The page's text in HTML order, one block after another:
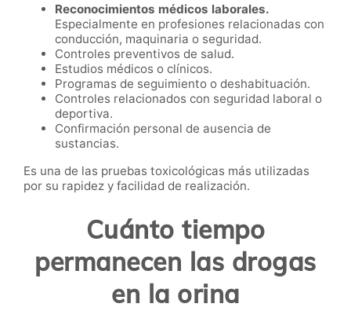
Reconocimientos médicos laborales.
Especialmente en profesiones relacionadas con
conducción, maquinaria o seguridad.
Controles preventivos de salud.
Estudios médicos o clínicos.
Programas de seguimiento o deshabituación.
Controles relacionados con seguridad laboral o
deportiva.
Confirmación personal de ausencia de
sustancias.
Es una de las pruebas toxicológicas más utilizadas
por su rapidez y facilidad de realización.
Cuánto tiempo
permanecen las drogas
en la orina